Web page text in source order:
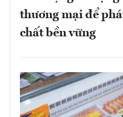
thương mại để
chất bền vững